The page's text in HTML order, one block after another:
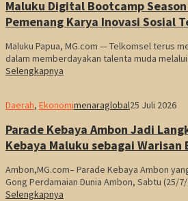
Maluku Digital Bootcamp
Pemenang Karya Inovasi Sosial
Maluku Papua, MG.com — Telkomsel terus
dalam memberdayakan talenta muda
Selengkapnya
Daerah, Ekonomimenaraglobal25 Juli 2026
Parade Kebaya Ambon Jadi
Kebaya Maluku sebagai Warisan
Ambon,MG.com– Parade Kebaya Ambon
Gong Perdamaian Dunia Ambon, Sabtu (25/
Selengkapnya